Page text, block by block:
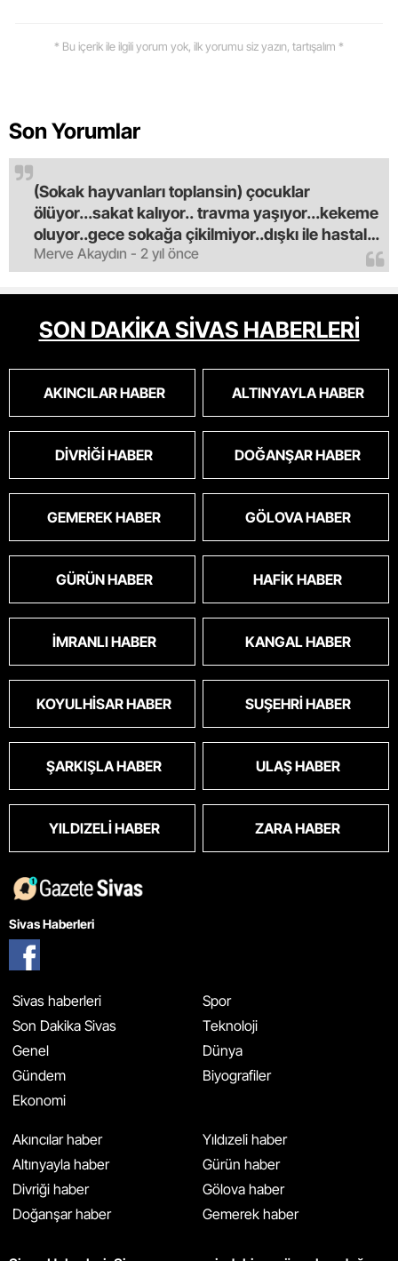
* Bu içerik ile ilgili yorum yok, ilk yorumu siz yazın, tartışalım *
Son Yorumlar
Merve Akaydın - 2 yıl önce
(Sokak hayvanları toplansin) çocuklar
ölüyor...sakat kalıyor.. travma yaşıyor...kekeme
oluyor..gece sokağa çikilmiyor..dışkı ile hastalık
saciyorlar.araba ve taksi olmadan eve
gldemiyoruz.artik bıktık.mama lobisinden para
alan tipler yüzünden bu vahşi hayvanlar
masum algısı yapılıyor.iki gün aç kalsa kendi
cinsini bile öldüren bu kopekler derhal
oldu.korkuyoruz.
SON DAKİKA SİVAS HABERLERİ
AKINCILAR HABER ALTINYAYLA HABER
DIVRIĞI HABER DOĞANŞAR HABER
GEMEREK HABER GÖLOVA HABER
GÜRÜN HABER HAFIK HABER
İMRANLI HABER KANGAL HABER
KOYULHISAR HABER SUŞEHRI HABER
ŞARKIŞLA HABER ULAŞ HABER
YILDIZELI HABER ZARA HABER
Sivas Haberleri
Sivas haberleri
Son Dakika Sivas
Genel
Gündem
Ekonomi
Spor
Teknoloji
Dünya
Biyografiler
Akıncılar haber
Altınyayla haber
Divriği haber
Doğanşar haber
Yıldızeli haber
Gürün haber
Gölova haber
Gemerek haber